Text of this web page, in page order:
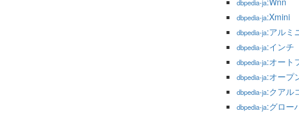
dbpedia-ja
dbpedia-ja:Xmini
dbpedia-ja:アルミ
dbpedia-ja:インチ
dbpedia-ja:オート
dbpedia-ja:オープ
dbpedia-ja:クアル
dbpedia-ja:グロー